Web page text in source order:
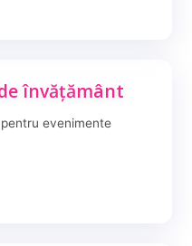
învățământ
evenimente